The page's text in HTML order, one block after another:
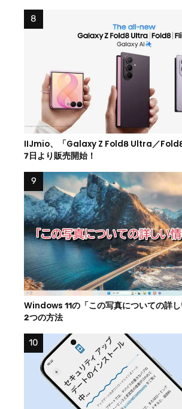
IIJmio、「Galaxy Z Fold8 Ultra／
7日より販売開始！
Windows 11の「この写真についての詳
2つの方法